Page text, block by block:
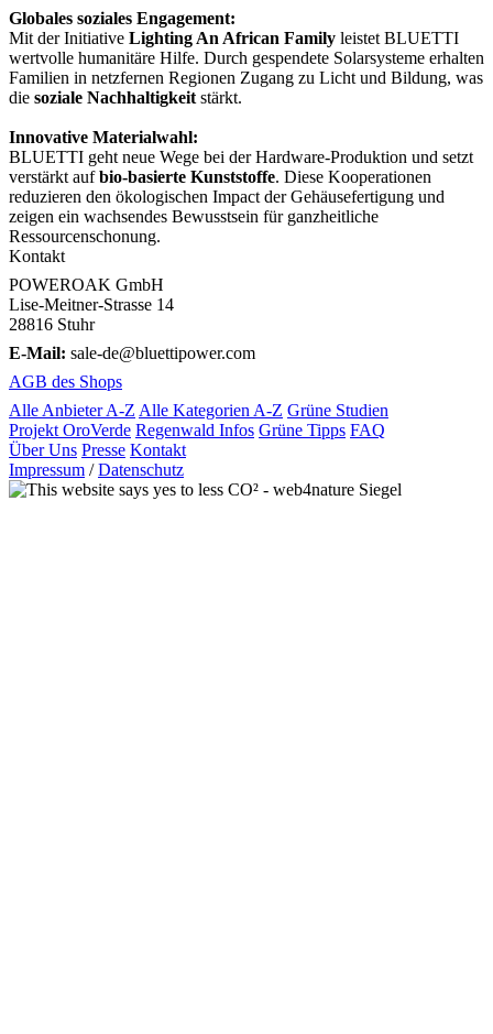
Globales soziales Engagement:
Mit der Initiative Lighting An African Family leistet BLUETTI
wertvolle humanitäre Hilfe. Durch gespendete Solarsysteme erhalten
Familien in netzfernen Regionen Zugang zu Licht und Bildung, was
die soziale Nachhaltigkeit stärkt.
Innovative Materialwahl:
BLUETTI geht neue Wege bei der Hardware-Produktion und setzt
verstärkt aufbio-basierte Kunststoffe. Diese Kooperationen
reduzieren den ökologischen Impact der Gehäusefertigung und
zeigen ein wachsendes Bewusstsein für ganzheitliche
Ressourcenschonung.
Kontakt
POWEROAK GmbH
Lise-Meitner-Strasse 14
28816 Stuhr
E-Mail: sale-de@bluettipower.com
AGB des Shops
Alle Anbieter A-Z Alle Kategorien A-Z Grüne Studien
Projekt OroVerde Regenwald Infos Grüne Tipps FAQ
Über Uns Presse Kontakt
Impressum /Datenschutz